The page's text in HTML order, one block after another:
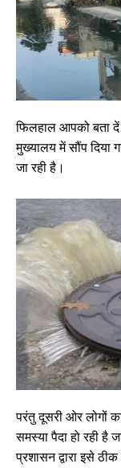
फिलहाल आपको बता दें
मुख्यालय में सौंप दिया
जा रही है।
परंतु दूसरी ओर लोगों
समस्या पैदा हो रही है
प्रशासन द्वारा इसे